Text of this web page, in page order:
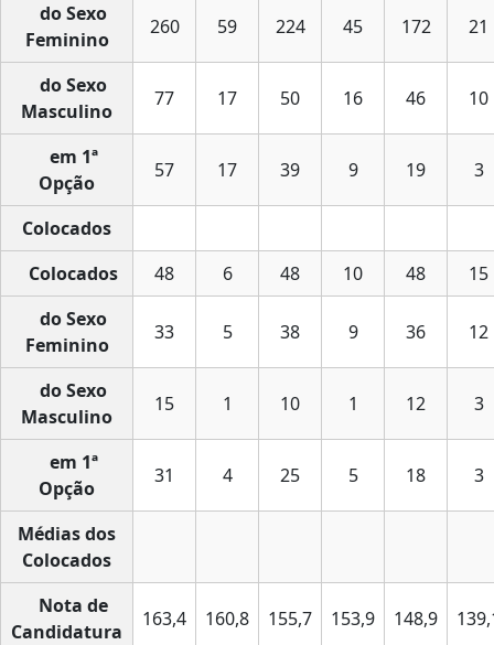
do Sexo
Feminino
260 59 224 45 172 21
do Sexo
Masculino
77 17 50 16 46 10
em 1ª
Opção
57 17 39 9 19 3
Colocados
Colocados
48 6 48 10 48
15
do Sexo
Feminino
33 5 38 9 36 12
do Sexo
Masculino
15 1 10 1 12 3
em 1ª
Opção
31 4 25 5 18 3
Médias dos
Colocados
Nota de
Candidatura
163,4 160,8 155,7 153,9 148,9